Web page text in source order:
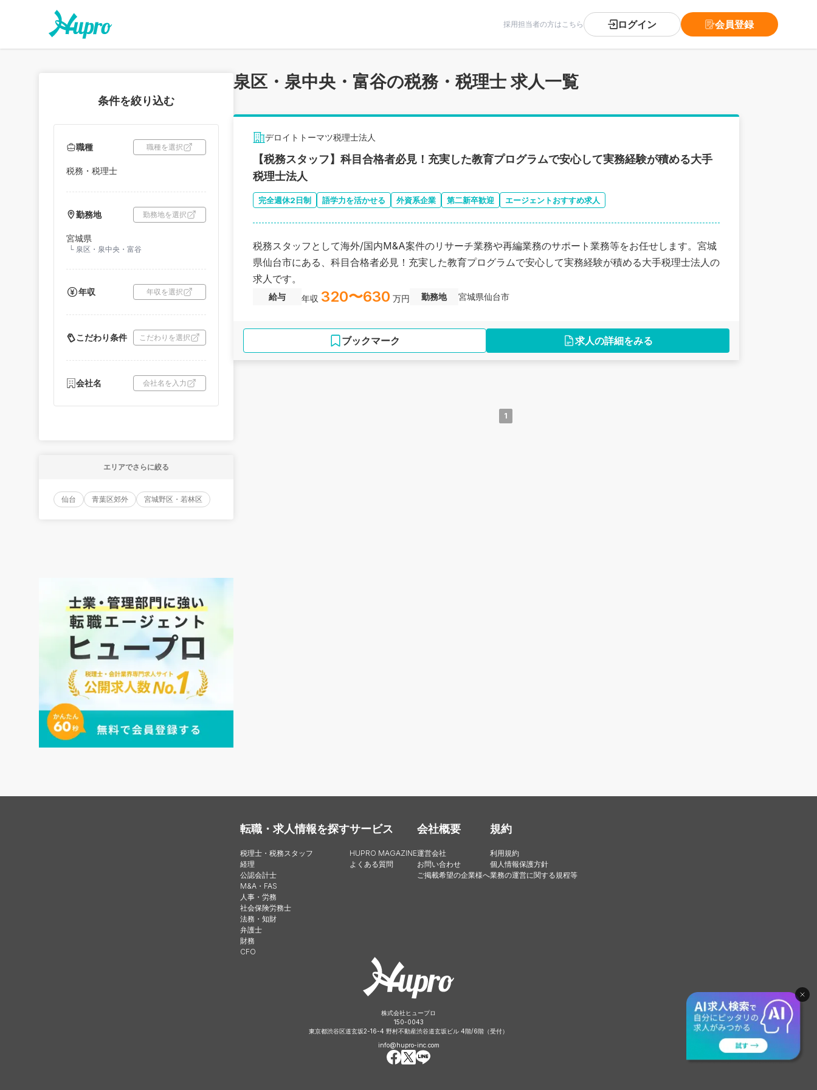
採用担当者の方はこちら ログイン 会員登録
条件を絞り込む
職種 職種を選択
税務・税理士
勤務地 勤務地を選択
宮城県
└ 泉区・泉中央・富谷
年収 年収を選択
こだわり条件 こだわりを選択
会社名 会社名を入力
エリアでさらに絞る
仙台 青葉区郊外 宮城野区・若林区
泉区・泉中央・富谷の税務・税理士 求人一覧
デロイトトーマツ税理士法人
【税務スタッフ】科目合格者必見！充実した教育プログラムで安心して実務経験が積める大手
税理士法人
完全週休2日制 語学力を活かせる 外資系企業 第二新卒歓迎 エージェントおすすめ求人
税務スタッフとして海外/国内M&A案件のリサーチ業務や再編業務のサポート業務等をお任せします。宮城
県仙台市にある、科目合格者必見！充実した教育プログラムで安心して実務経験が積める大手税理士法人の
求人です。
給与 年収 320〜630 万円 勤務地 宮城県仙台市
ブックマーク 求人の詳細をみる
1
転職・求人情報を探す
税理士・税務スタッフ
経理
公認会計士
M&A・FAS
人事・労務
社会保険労務士
法務・知財
弁護士
財務
CFO
サービス
HUPRO MAGAZINE
よくある質問
会社概要
運営会社
お問い合わせ
ご掲載希望の企業様へ
規約
利用規約
個人情報保護方針
業務の運営に関する規程等
株式会社ヒュープロ
150-0043
東京都渋谷区道玄坂2-16-4 野村不動産渋谷道玄坂ビル 4階/6階（受付）
info@hupro-inc.com